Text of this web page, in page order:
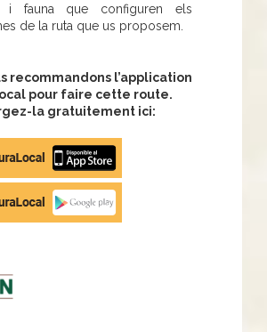
fauna que configuren els
de la ruta que us proposem.
recommandons l’application
pour faire cette route.
la gratuitement ici: